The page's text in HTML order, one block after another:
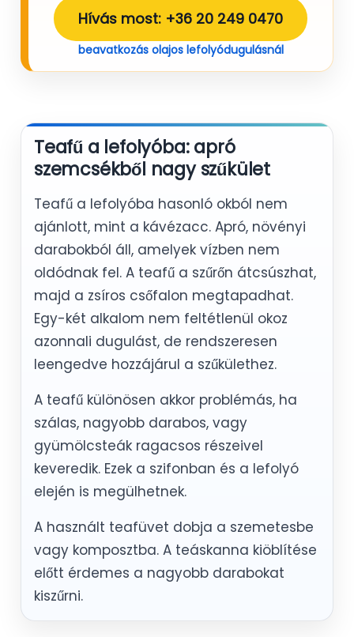
Hívás most: +36 20 249 0470
beavatkozás olajos lefolyódugulásnál
Teafű a lefolyóba: apró
szemcsékből nagy szűkület
Teafű a lefolyóba hasonló okból nem
ajánlott, mint a kávézacc. Apró, növényi
darabokból áll, amelyek vízben nem
oldódnak fel. A teafű a szűrőn átcsúszhat,
majd a zsíros csőfalon megtapadhat.
Egy-két alkalom nem feltétlenül okoz
azonnali dugulást, de rendszeresen
leengedve hozzájárul a szűkülethez.
A teafű különösen akkor problémás, ha
szálas, nagyobb darabos, vagy
gyümölcsteák ragacsos részeivel
keveredik. Ezek a szifonban és a lefolyó
elején is megülhetnek.
A használt teafüvet dobja a szemetesbe
vagy komposztba. A teáskanna kiöblítése
előtt érdemes a nagyobb darabokat
kiszűrni.